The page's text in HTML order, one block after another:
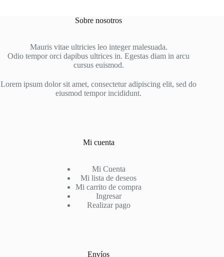
Las
pueden
elegir
en
página
de
producto
Sobre nosotros
Mauris vitae ultricies leo integer malesuada.
Odio tempor orci dapibus ultrices in. Egestas diam in arcu
cursus euismod.
Lorem ipsum dolor sit amet, consectetur adipiscing elit, sed do
eiusmod tempor incididunt.
Mi cuenta
Mi Cuenta
Mi lista de deseos
Mi carrito de compra
Ingresar
Realizar pago
Envíos